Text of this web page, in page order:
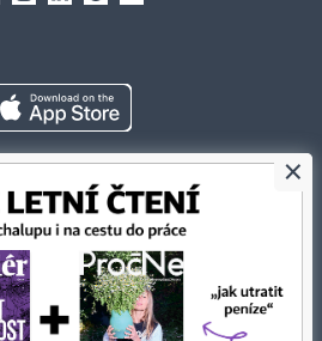
Ochrana osobních údajů
Prohlášení o cookies
Nastavení soukromí
Všeobecné smluvní podmínky
×